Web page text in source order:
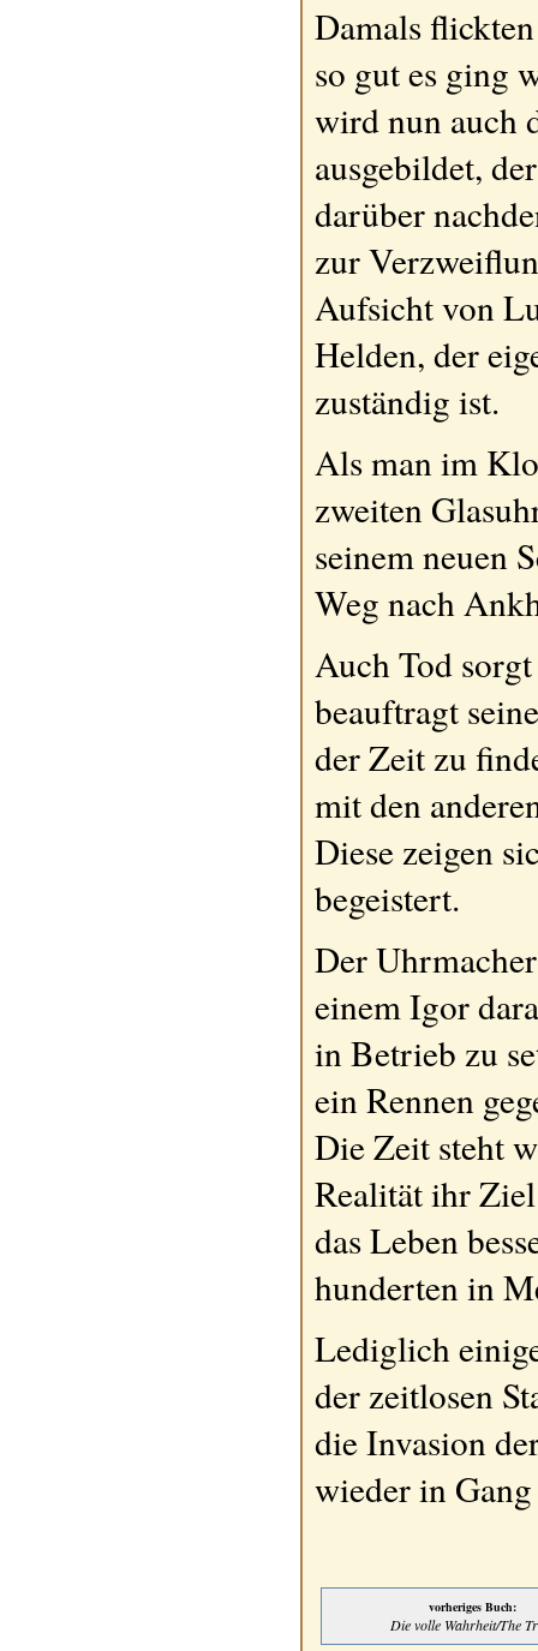
Damals
so gut es ging
wird nun auch
ausgebildet,
darüber
zur
Aufsicht von
Helden, der
zuständig ist.
Als man im
zweiten
seinem neuen
Weg nach
Auch Tod
beauftragt
der Zeit zu
mit den
Diese zeigen
begeistert.
Der
einem Igor
in Betrieb zu
ein Rennen
Die Zeit steht
Realität ihr
das Leben
hunderten in
Lediglich
der zeitlosen
die Invasion
wieder in
vorheriges Buch:
Die volle Wahrheit/The